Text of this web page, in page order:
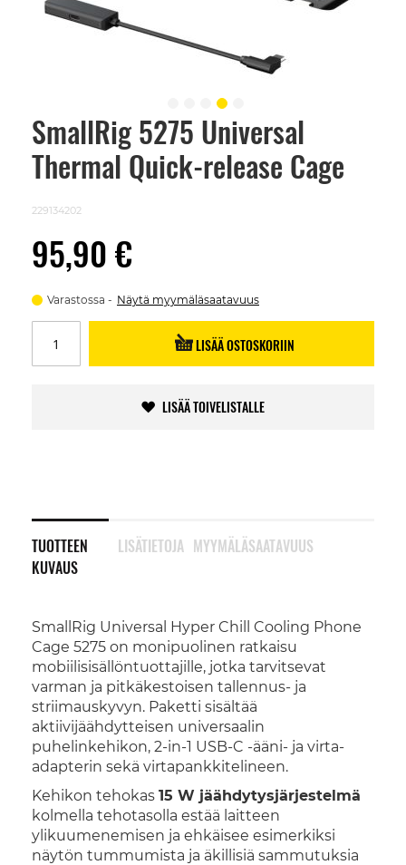
SmallRig 5275 Universal
Thermal Quick-release Cage
229134202
95,90 €
Varastossa Näytä myymäläsaatavuus
LISÄÄ OSTOSKORIIN
LISÄÄ TOIVELISTALLE
TUOTTEEN
KUVAUS
SmallRig Universal Hyper Chill Cooling Phone
Cage 5275 on monipuolinen ratkaisu
mobiilisisällöntuottajille, jotka tarvitsevat
varman ja pitkäkestoisen tallennus- ja
striimauskyvyn. Paketti sisältää
aktiivijäähdytteisen universaalin
puhelinkehikon, 2-in-1 USB-C -ääni- ja virta-
adapterin sekä virtapankkitelineen.
Kehikon tehokas 15 W jäähdytysjärjestelmä
kolmella tehotasolla estää laitteen
ylikuumenemisen ja ehkäisee esimerkiksi
näytön tummumista ja äkillisiä sammutuksia
LISÄTIETOJA MYYMÄLÄSAATAVUUS
Skip
beginning
images